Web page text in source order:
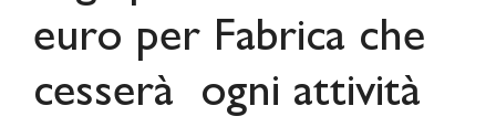
euro per Fabrica che
cesserà ogni attività